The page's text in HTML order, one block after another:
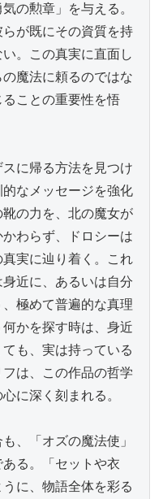
の勲章」を与える。
が既にその資質を持
。この真実に直面し
魔法に頼るのではな
ことの重要性を悟
に帰る方法を見つけ
なメッセージを強化
の力を、北の魔女が
わらず、ドロシーは
実に辿り着く。これ
近に、あるいは自分
極めて普遍的な真理
かを探す時は、身近
も、実は持っている
は、この作品の哲学
に深く刻まれる。
、「オズの魔法使」
る。「セットや衣
に、物語全体を彩る